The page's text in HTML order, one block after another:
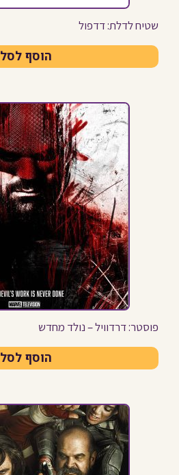
שטיח לדלת: דדפול
הוסף לסל
פוסטר: דרדוויל – נולד מחדש
הוסף לסל